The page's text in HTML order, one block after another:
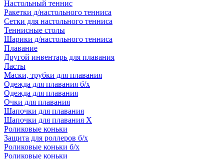
Настольный теннис
Ракетки д/настольного тенниса
Сетки для настольного тенниса
Теннисные столы
Шарики д/настольного тенниса
Плавание
Другой инвентарь для плавания
Ласты
Маски, трубки для плавания
Одежда для плавания б/х
Одежда для плавания
Очки для плавания
Шапочки для плавания
Шапочки для плавания Х
Роликовые коньки
Защита для роллеров б/х
Роликовые коньки б/х
Роликовые коньки